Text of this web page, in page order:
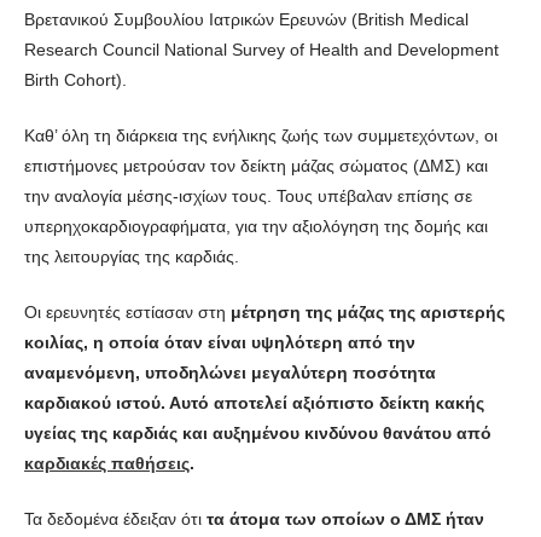
Βρετανικού Συμβουλίου Ιατρικών Ερευνών (British Medical
Research Council National Survey of Health and Development
Birth Cohort).
Καθ’ όλη τη διάρκεια της ενήλικης ζωής των συμμετεχόντων, οι
επιστήμονες μετρούσαν τον δείκτη μάζας σώματος (ΔΜΣ) και
την αναλογία μέσης-ισχίων τους. Τους υπέβαλαν επίσης σε
υπερηχοκαρδιογραφήματα, για την αξιολόγηση της δομής και
της λειτουργίας της καρδιάς.
Οι ερευνητές εστίασαν στη μέτρηση της μάζας της αριστερής
κοιλίας, η οποία όταν είναι υψηλότερη από την
αναμενόμενη, υποδηλώνει μεγαλύτερη ποσότητα
καρδιακού ιστού. Αυτό αποτελεί αξιόπιστο δείκτη κακής
υγείας της καρδιάς και αυξημένου κινδύνου θανάτου από
καρδιακές παθήσεις.
Τα δεδομένα έδειξαν ότι τα άτομα των οποίων ο ΔΜΣ ήταν